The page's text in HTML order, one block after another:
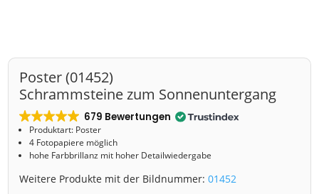
Poster (01452)
Schrammsteine zum Sonnenuntergang
679 Bewertungen
Produktart: Poster
4 Fotopapiere möglich
hohe Farbbrillanz mit hoher Detailwiedergabe
Weitere Produkte mit der Bildnummer:01452